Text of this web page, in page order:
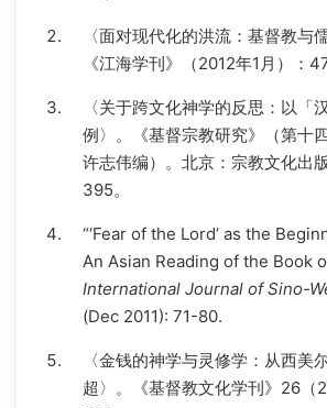
〈面对现代化的洪流：基督教与
《江海学刊》（2012年1月）：
〈关于跨文化神学的反思：以「
例〉。《基督宗教研究》（第十
许志伟编）。北京：宗教文化出
395。
“‘Fear of the Lord’ as the
An Asian Reading of the Book
International Journal of Sino-
(Dec 2011): 71-80.
〈金钱的神学与灵修学：从西美
超〉。《基督教文化学刊》26（